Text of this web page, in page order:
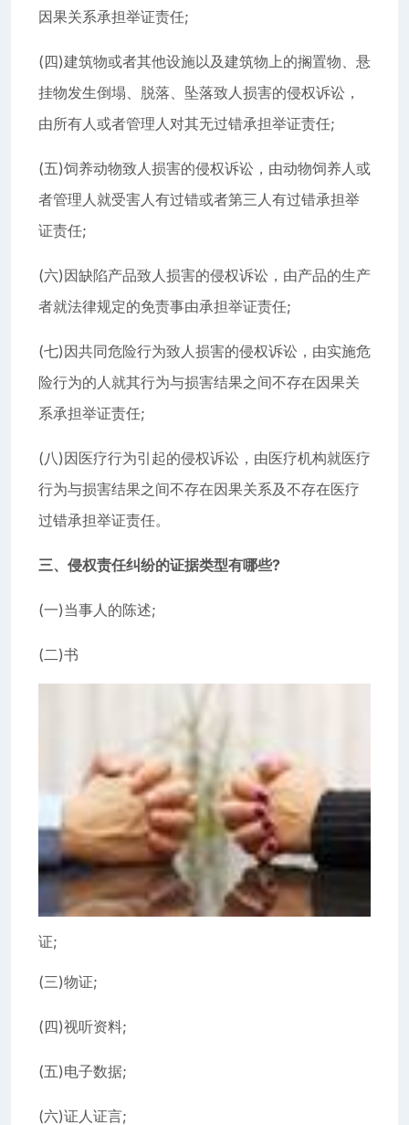
因果关系承担举证责任;
(四)建筑物或者其他设施以及建筑物上的搁置物、悬
挂物发生倒塌、脱落、坠落致人损害的侵权诉讼，
由所有人或者管理人对其无过错承担举证责任;
(五)饲养动物致人损害的侵权诉讼，由动物饲养人或
者管理人就受害人有过错或者第三人有过错承担举
证责任;
(六)因缺陷产品致人损害的侵权诉讼，由产品的生产
者就法律规定的免责事由承担举证责任;
(七)因共同危险行为致人损害的侵权诉讼，由实施危
险行为的人就其行为与损害结果之间不存在因果关
系承担举证责任;
(八)因医疗行为引起的侵权诉讼，由医疗机构就医疗
行为与损害结果之间不存在因果关系及不存在医疗
过错承担举证责任。
三、侵权责任纠纷的证据类型有哪些?
(一)当事人的陈述;
(二)书
证;
(三)物证;
(四)视听资料;
(五)电子数据;
(六)证人证言;